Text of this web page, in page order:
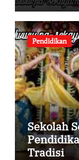
Pendidikan
Sekolah
Tradisi